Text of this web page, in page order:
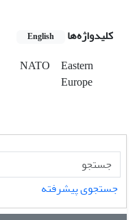
کلیدواژه‌ها English
NATO Eastern
Europe
جستجوی پیشرفته